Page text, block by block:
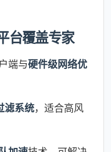
台覆盖专家
端与硬件级网络优
滤系统，适合高风